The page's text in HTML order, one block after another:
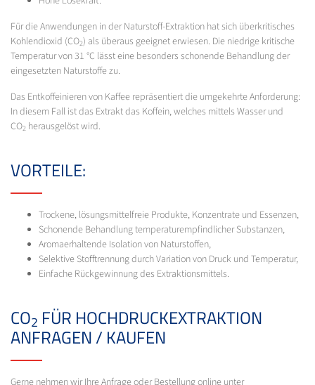
Für die Anwendungen in der Naturstoff-Extraktion hat sich überkritisches
Kohlendioxid (CO2) als überaus geeignet erwiesen. Die niedrige kritische
Temperatur von 31 °C lässt eine besonders schonende Behandlung der
eingesetzten Naturstoffe zu.
Das Entkoffeinieren von Kaffee repräsentiert die umgekehrte Anforderung:
In diesem Fall ist das Extrakt das Koffein, welches mittels Wasser und
CO2 herausgelöst wird.
VORTEILE:
Trockene, lösungsmittelfreie Produkte, Konzentrate und Essenzen,
Schonende Behandlung temperaturempfindlicher Substanzen,
Aromaerhaltende Isolation von Naturstoffen,
Selektive Stofftrennung durch Variation von Druck und Temperatur,
Einfache Rückgewinnung des Extraktionsmittels.
CO2 FÜR HOCHDRUCKEXTRAKTION
ANFRAGEN / KAUFEN
Gerne nehmen wir Ihre Anfrage oder Bestellung online unter